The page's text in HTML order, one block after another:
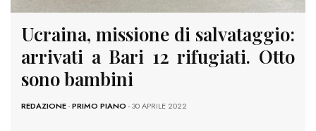
Ucraina, missione di salvataggio:
arrivati a Bari 12 rifugiati. Otto
sono bambini
REDAZIONE-PRIMO PIANO - 30 APRILE 2022